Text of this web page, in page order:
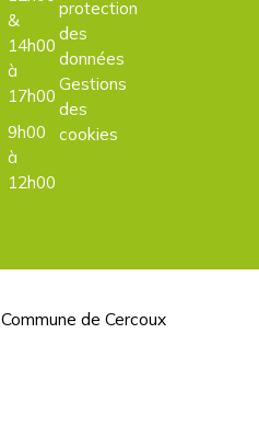
&
14h00
à
17h00
9h00
à
12h00
protection
des
données
Gestions
des
cookies
Commune de Cercoux